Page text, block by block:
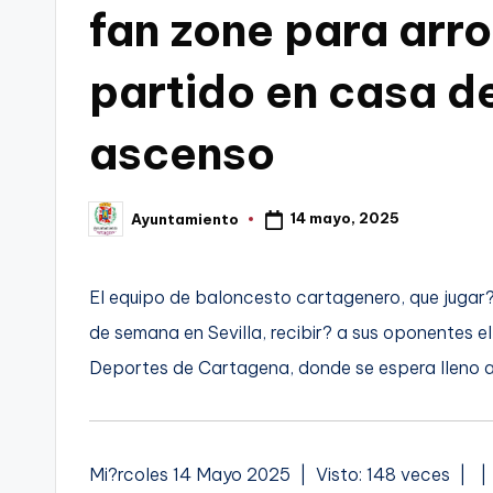
fan zone para
partido en casa
ascenso
Publicado
por
Ayuntamiento 14 mayo, 2025
El equipo de baloncesto cartagenero, que
de semana en Sevilla, recibir? a sus oponentes
Deportes de Cartagena, donde se espera lleno
Mi?rcoles 14 Mayo 2025 | Visto: 148 veces |